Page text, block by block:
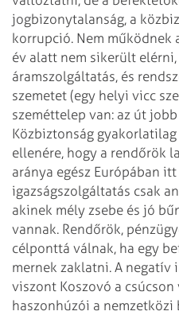
jogbizonytalanság, a
korrupció. Nem működnek
év alatt nem sikerült
áramszolgáltatás, és
szemetet (egy helyi vicc
szeméttelep van: az út
Közbiztonság
ellenére, hogy a rendőrök
aránya egész Európában itt
igazságszolgáltatás csak
akinek mély zsebe és jó
vannak. Rendőrök,
célponttá válnak, ha egy
mernek zaklatni. A negatív
viszont Koszovó a
haszonhúzói a nemzetközi